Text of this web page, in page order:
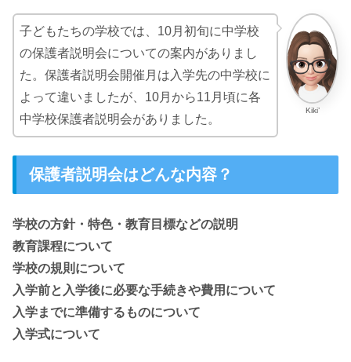
Kiki’
子どもたちの学校では、10月初旬に中学校
の保護者説明会についての案内がありまし
た。保護者説明会開催月は入学先の中学校に
よって違いましたが、10月から11月頃に各
中学校保護者説明会がありました。
保護者説明会はどんな内容？
学校の方針・特色・教育目標などの説明
教育課程について
学校の規則について
入学前と入学後に必要な手続きや費用について
入学までに準備するものについて
入学式について